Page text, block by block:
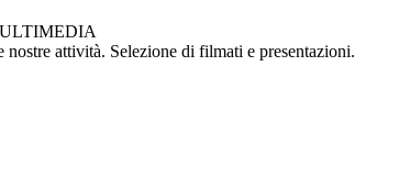
nostre attività. Selezione di filmati e presentazioni.